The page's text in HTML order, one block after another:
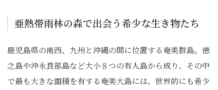
亜熱帯雨林の森で出会う希少な生き物たち
鹿児島県の南西、九州と沖縄の間に位置する奄美群島。徳
之島や沖永良部島など大小８つの有人島から成り、その中
で最も大きな面積を有する奄美大島には、世界的にも希少